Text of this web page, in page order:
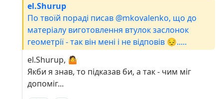
el.Shurup
По твоїй пораді писав @mkovalenko, що до
матеріалу виготовлення втулок заслонок
геометрії - так він мені і не відповів 😔.....
el.Shurup, 🤷
Якби я знав, то підказав би, а так - чим міг
допоміг...